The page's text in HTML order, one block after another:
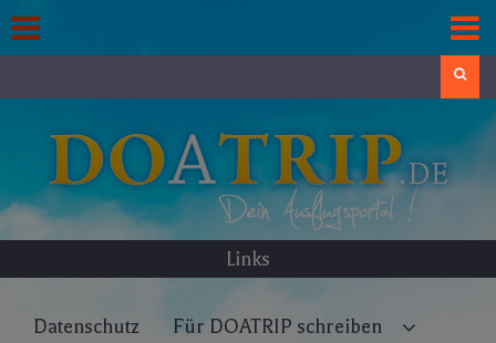
to
content
Links
Datenschutz Für DOATRIP schreiben